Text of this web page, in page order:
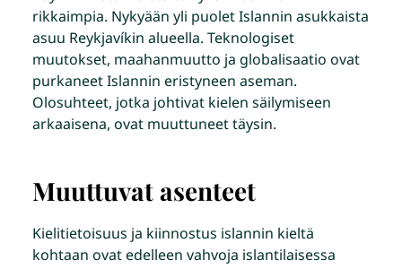
rikkaimpia. Nykyään yli puolet Islannin asukkaista
asuu Reykjavíkin alueella. Teknologiset
muutokset, maahanmuutto ja globalisaatio ovat
purkaneet Islannin eristyneen aseman.
Olosuhteet, jotka johtivat kielen säilymiseen
arkaaisena, ovat muuttuneet täysin.
Muuttuvat asenteet
Kielitietoisuus ja kiinnostus islannin kieltä
kohtaan ovat edelleen vahvoja islantilaisessa